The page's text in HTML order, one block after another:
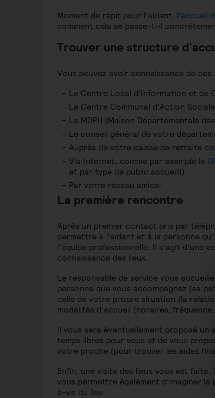
Moment de répit pour l’aidant, l’accueil
comment cela se passe-t-il
Trouver une structure
Vous pouvez avoir connaissance de
Le Centre Local d’Information et de
Le Centre Communal d’Action
La MDPH (Maison Départementale
Le conseil général de votre
Auprès de votre caisse de retraite
Via Internet, comme par exemple le
et par type de public accueilli)
Par votre réseau amical
La première rencontre
Après un premier contact pris par
permettre à l’aidant et à la personne
l’équipe professionnelle. Il s’agit d’une
connaissance des lieux.
Le responsable de service vous
personne que vous accompagnez (sa
celle de votre propre situation (la
modalités d’accueil (horaires,
Il vous sera éventuellement proposé un
temps libres pour vous et de vous
votre proche (pour trouver les aides
Enfin, une visite des lieux vous est faite :
vous permettre également d’imaginer
à-vis du lieu.